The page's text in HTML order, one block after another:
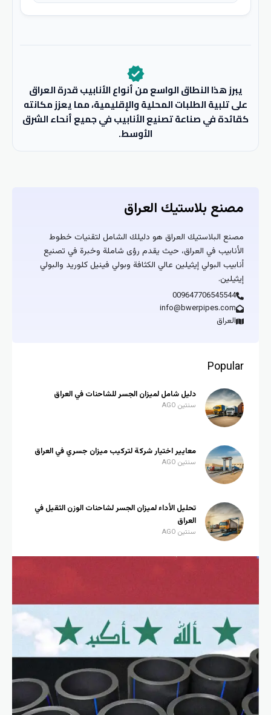
verified
يبرز هذا النطاق الواسع من أنواع الأنابيب قدرة العراق
على تلبية الطلبات المحلية والإقليمية، مما يعزز مكانته
كقائدة في صناعة تصنيع الأنابيب في جميع أنحاء الشرق
الأوسط.
مصنع بلاستيك العراق
مصنع البلاستيك العراق هو دليلك الشامل لتقنيات خطوط
الأنابيب في العراق، حيث يقدم رؤى شاملة وخبرة في تصنيع
أنابيب البولي إيثيلين عالي الكثافة وبولي فينيل كلوريد والبولي
إيثيلين.
009647706545544
info@bwerpipes.com
العراق
Popular
دليل شامل لميزان الجسر للشاحنات في العراق
سنتين AGO
معايير اختيار شركة لتركيب ميزان جسري في العراق
سنتين AGO
تحليل الأداء لميزان الجسر لشاحنات الوزن الثقيل في
العراق
سنتين AGO